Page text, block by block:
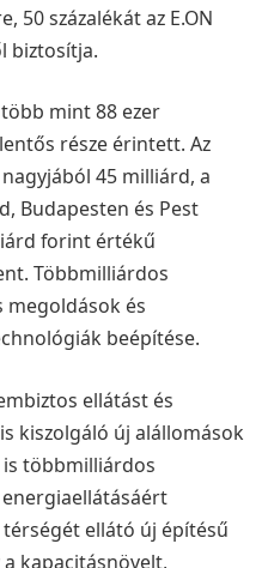
50 százalékát az E.ON
biztosítja.
mint 88 ezer
része érintett. Az
45 milliárd, a
Budapesten és Pest
forint értékű
Többmilliárdos
megoldások és
beépítése.
ellátást és
kiszolgáló új alállomások
is többmilliárdos
térségét ellátó új építésű
kapacitásnövelt,